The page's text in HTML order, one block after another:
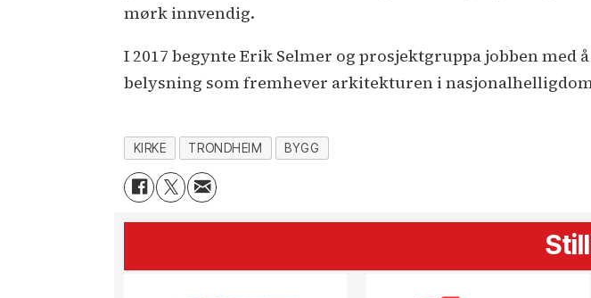
mørk innvendig.
I 2017 begynte Erik Selmer og prosjektgruppa jobben
belysning som fremhever arkitekturen i
KIRKE TRONDHEIM BYGG